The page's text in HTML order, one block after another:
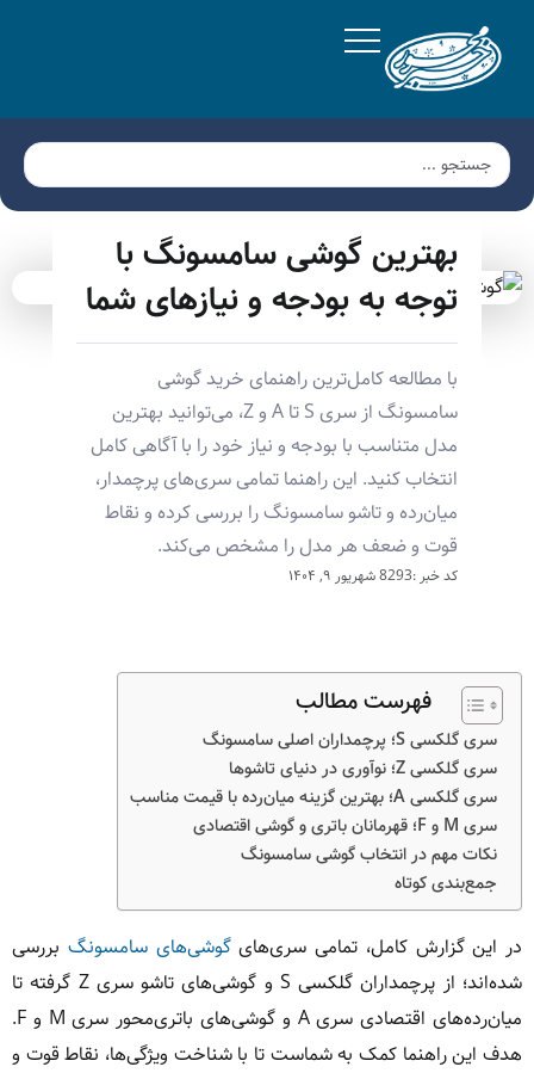
بهترین گوشی سامسونگ با
توجه به بودجه و نیازهای شما
با مطالعه کامل‌ترین راهنمای خرید گوشی
سامسونگ از سری S تا A و Z، می‌توانید بهترین
مدل متناسب با بودجه و نیاز خود را با آگاهی کامل
انتخاب کنید. این راهنما تمامی سری‌های پرچمدار،
میان‌رده و تاشو سامسونگ را بررسی کرده و نقاط
قوت و ضعف هر مدل را مشخص می‌کند.
کد خبر :8293 شهریور ۹, ۱۴۰۴
فهرست مطالب
سری گلکسی S؛ پرچمداران اصلی سامسونگ
سری گلکسی Z؛ نوآوری در دنیای تاشوها
سری گلکسی A؛ بهترین گزینه میان‌رده با قیمت مناسب
سری M و F؛ قهرمانان باتری و گوشی اقتصادی
نکات مهم در انتخاب گوشی سامسونگ
جمع‌بندی کوتاه
در این گزارش کامل، تمامی سری‌هایگوشی‌های سامسونگ بررسی
شده‌اند؛ از پرچمداران گلکسی S و گوشی‌های تاشو سری Z گرفته تا
میان‌رده‌های اقتصادی سری A و گوشی‌های باتری‌محور سری M و F.
هدف این راهنما کمک به شماست تا با شناخت ویژگی‌ها، نقاط قوت و